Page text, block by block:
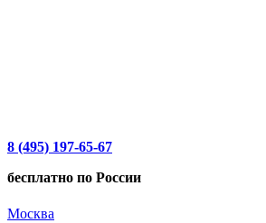
8 (495) 197-65-67
бесплатно по России
Москва